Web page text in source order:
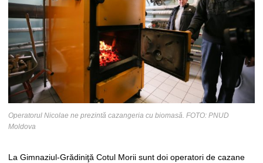
Operatorul Nicolae ne prezintă cazangeria cu biomasă. FOTO: PNUD
Moldova
La Gimnaziul-Grădiniţă Cotul Morii sunt doi operatori de cazane